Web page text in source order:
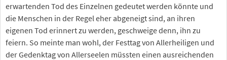
erwartenden Tod des Einzelnen gedeutet werden könnte und
die Menschen in der Regel eher abgeneigt sind, an ihren
eigenen Tod erinnert zu werden, geschweige denn, ihn zu
feiern. So meinte man wohl, der Festtag von Allerheiligen und
der Gedenktag von Allerseelen müssten einen ausreichenden